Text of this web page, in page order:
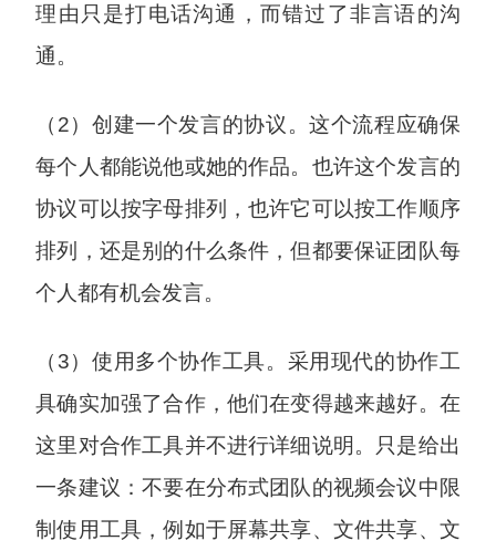
理由只是打电话沟通，而错过了非言语的沟
通。
（2）创建一个发言的协议。这个流程应确保
每个人都能说他或她的作品。也许这个发言的
协议可以按字母排列，也许它可以按工作顺序
排列，还是别的什么条件，但都要保证团队每
个人都有机会发言。
（3）使用多个协作工具。采用现代的协作工
具确实加强了合作，他们在变得越来越好。在
这里对合作工具并不进行详细说明。只是给出
一条建议：不要在分布式团队的视频会议中限
制使用工具，例如于屏幕共享、文件共享、文